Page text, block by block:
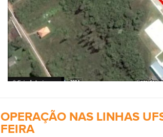
OPERAÇÃO NAS LINHAS
FEIRA